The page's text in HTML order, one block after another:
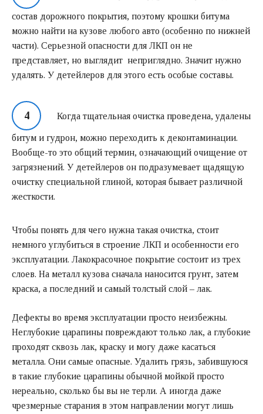
состав дорожного покрытия, поэтому крошки битума
можно найти на кузове любого авто (особенно по нижней
части). Серьезной опасности для ЛКП он не
представляет, но выглядит неприглядно. Значит нужно
удалять. У детейлеров для этого есть особые составы.
Когда тщательная очистка проведена, удалены
битум и гудрон, можно переходить к деконтаминации.
Вообще-то это общий термин, означающий очищение от
загрязнений. У детейлеров он подразумевает щадящую
очистку специальной глиной, которая бывает различной
жесткости.
Чтобы понять для чего нужна такая очистка, стоит
немного углубиться в строение ЛКП и особенности его
эксплуатации. Лакокрасочное покрытие состоит из трех
слоев. На металл кузова сначала наносится грунт, затем
краска, а последний и самый толстый слой – лак.
Дефекты во время эксплуатации просто неизбежны.
Неглубокие царапины повреждают только лак, а глубокие
проходят сквозь лак, краску и могу даже касаться
металла. Они самые опасные. Удалить грязь, забившуюся
в такие глубокие царапины обычной мойкой просто
нереально, сколько бы вы не терли. А иногда даже
чрезмерные старания в этом направлении могут лишь